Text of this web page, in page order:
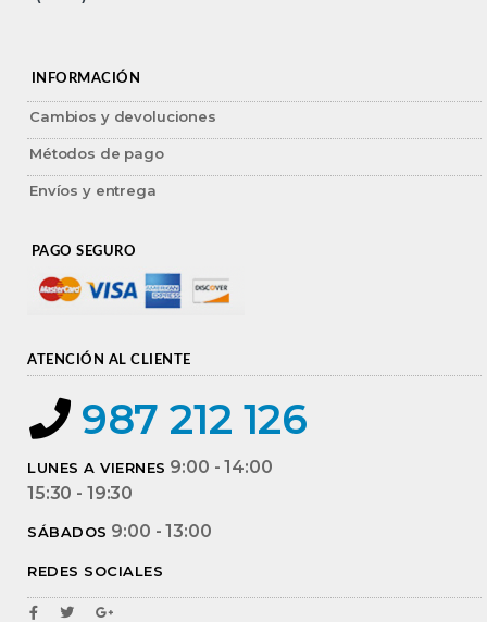
INFORMACIÓN
Cambios y devoluciones
Métodos de pago
Envíos y entrega
PAGO SEGURO
ATENCIÓN AL CLIENTE
987 212 126
LUNES A VIERNES 9:00 - 14:00
15:30 - 19:30
SÁBADOS 9:00 - 13:00
REDES SOCIALES